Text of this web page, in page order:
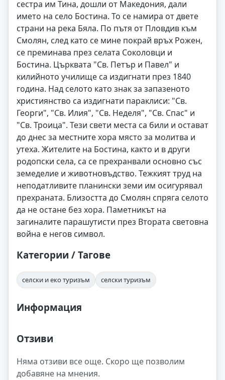
сестра им Тина, дошли от Македония, дали
името на село Бостина. То се намира от двете
страни на река Бяла. По пътя от Пловдив към
Смолян, след като се мине покрай връх Рожен,
се преминава през селата Соколовци и
Бостина. Църквата "Св. Петър и Павел" и
килийното училище са издигнати през 1840
година. Над селото като знак за запазеното
християнство са издигнати параклиси: "Св.
Георги", "Св. Илия", "Св. Неделя", "Св. Спас" и
"Св. Троица". Тези свети места са били и остават
до днес за местните хора място за молитва и
утеха. Жителите на Бостина, както и в други
родопски села, са се прехранвали основно със
земеделие и животновъдство. Тежкият труд на
неподатливите планински земи им осигурявал
прехраната. Близостта до Смолян спряга селото
да не остане без хора. Паметникът на
загиналите парашутисти през Втората световна
война е негов символ.
Категории / Тагове
селски и еко туризъм селски туризъм
Информация
Отзиви
Няма отзиви все още. Скоро ще позволим
добавяне на мнения.